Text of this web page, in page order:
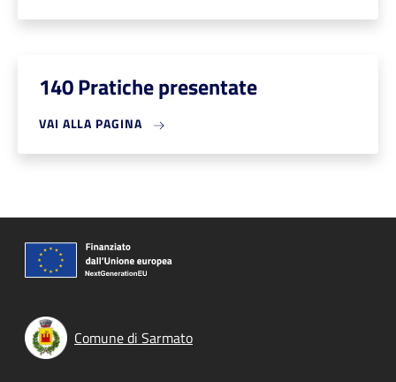
140 Pratiche presentate
VAI ALLA PAGINA
Comune di Sarmato